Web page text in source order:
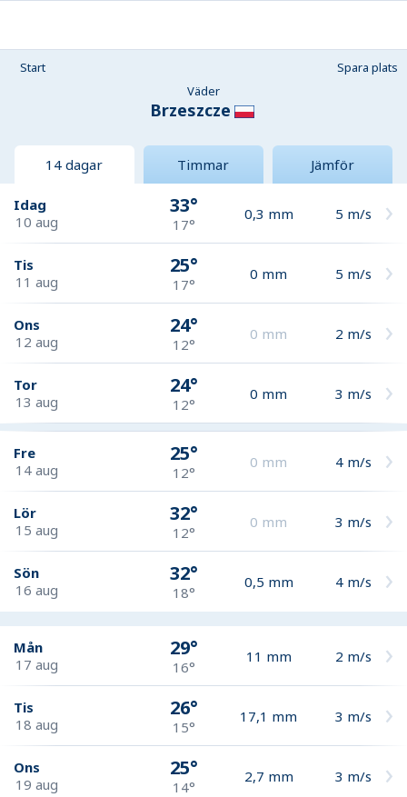
Start
Spara plats
Väder
Brzeszcze
14 dagar Timmar Jämför
Idag
10 aug
33°
17°
0,3 mm 5 m/s
Tis
11 aug
25°
17°
0 mm 5 m/s
Ons
12 aug
24°
12°
0 mm 2 m/s
Tor
13 aug
24°
12°
0 mm 3 m/s
Fre
14 aug
25°
12°
0 mm 4 m/s
Lör
15 aug
32°
12°
0 mm 3 m/s
Sön
16 aug
32°
18°
0,5 mm 4 m/s
Mån
17 aug
29°
16°
11 mm 2 m/s
Tis
18 aug
26°
15°
17,1 mm 3 m/s
Ons
19 aug
25°
14°
2,7 mm 3 m/s